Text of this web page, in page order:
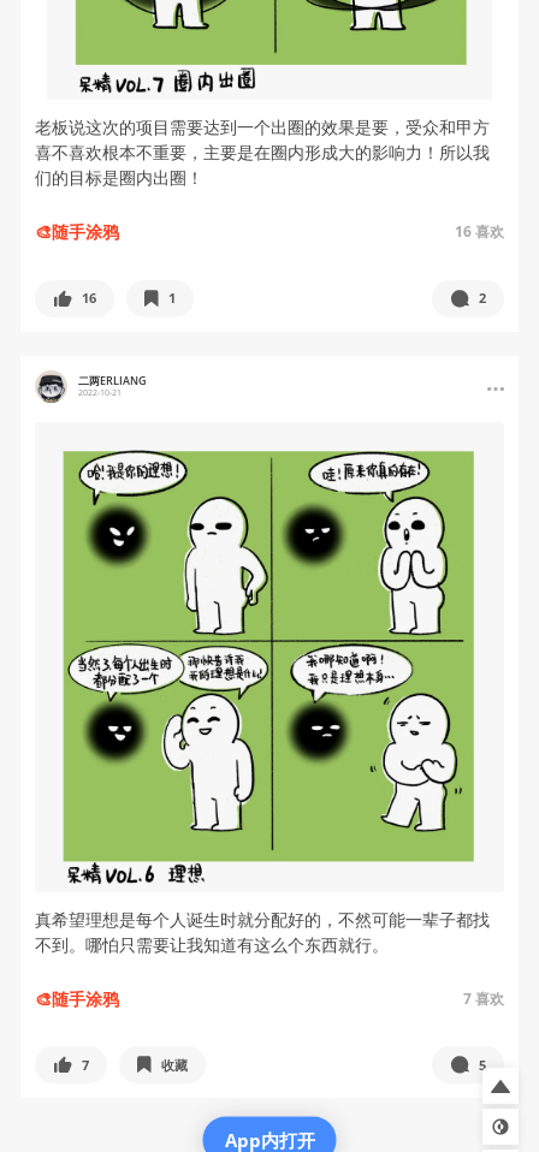
老板说这次的项目需要达到一个出圈的效果是要，受众和甲方
喜不喜欢根本不重要，主要是在圈内形成大的影响力！所以我
们的目标是圈内出圈！
🎨随手涂鸦 16喜欢
16 1 2
二两ERLIANG
2022-10-21
真希望理想是每个人诞生时就分配好的，不然可能一辈子都找
不到。哪怕只需要让我知道有这么个东西就行。
🎨随手涂鸦 7喜欢
7 收藏 5
已全部加载
App内打开